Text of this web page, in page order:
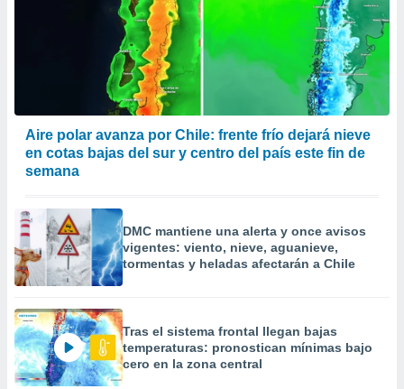
Aire polar avanza por Chile: frente frío dejará nieve
en cotas bajas del sur y centro del país este fin de
semana
DMC mantiene una alerta y once avisos
vigentes: viento, nieve, aguanieve,
tormentas y heladas afectarán a Chile
Tras el sistema frontal llegan bajas
temperaturas: pronostican mínimas bajo
cero en la zona central